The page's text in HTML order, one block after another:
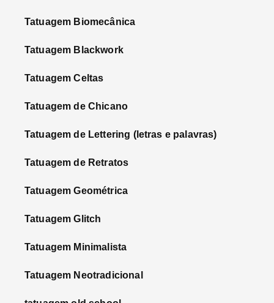
Tatuagem Biomecânica
Tatuagem Blackwork
Tatuagem Celtas
Tatuagem de Chicano
Tatuagem de Lettering (letras e palavras)
Tatuagem de Retratos
Tatuagem Geométrica
Tatuagem Glitch
Tatuagem Minimalista
Tatuagem Neotradicional